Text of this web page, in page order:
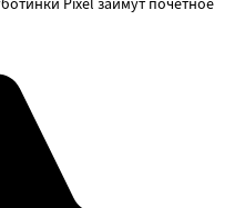
Pixel займут почетное